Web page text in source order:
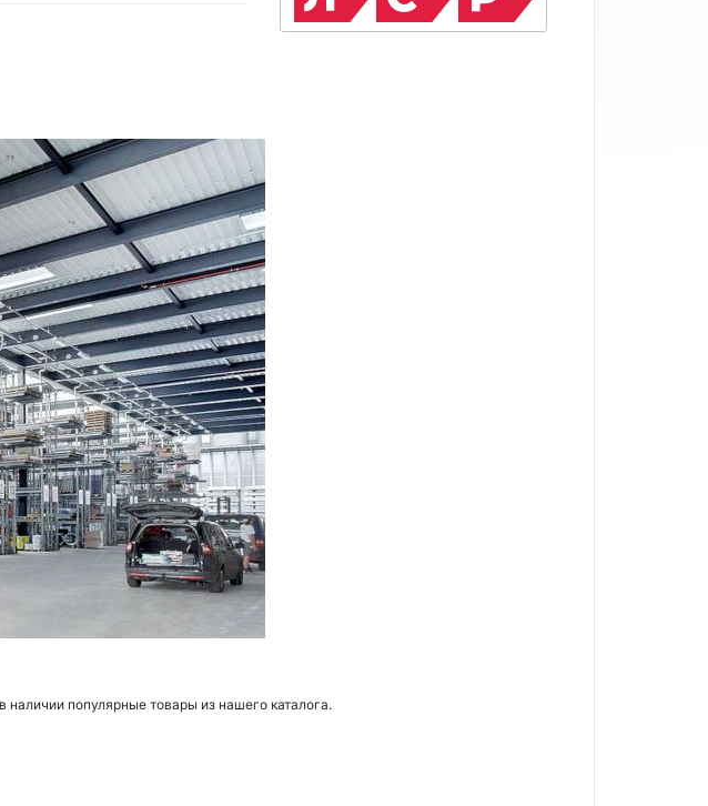
популярные товары из нашего каталога.